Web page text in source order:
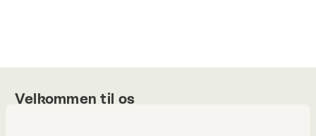
Velkommen til os